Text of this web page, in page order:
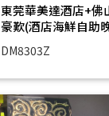
東莞華美達酒店+佛
豪歎(酒店海鮮自助
DM8303Z